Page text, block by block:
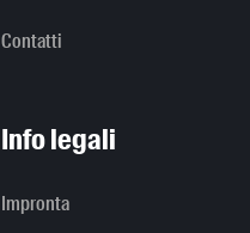
Contatti
Info legali
Impronta